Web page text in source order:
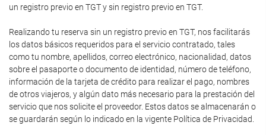
un registro previo en TGT y sin registro previo en TGT.
Realizando tu reserva sin un registro previo en TGT, nos facilitarás
los datos básicos requeridos para el servicio contratado, tales
como tu nombre, apellidos, correo electrónico, nacionalidad, datos
sobre el pasaporte o documento de identidad, número de teléfono,
información de la tarjeta de crédito para realizar el pago, nombres
de otros viajeros, y algún dato más necesario para la prestación del
servicio que nos solicite el proveedor. Estos datos se almacenarán o
se guardarán según lo indicado en la vigente Política de Privacidad.